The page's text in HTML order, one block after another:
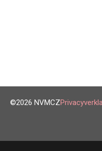
©2026 NVMCZ